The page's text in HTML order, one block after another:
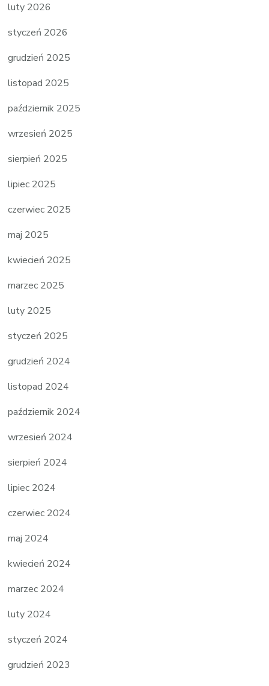
luty 2026
styczeń 2026
grudzień 2025
listopad 2025
październik 2025
wrzesień 2025
sierpień 2025
lipiec 2025
czerwiec 2025
maj 2025
kwiecień 2025
marzec 2025
luty 2025
styczeń 2025
grudzień 2024
listopad 2024
październik 2024
wrzesień 2024
sierpień 2024
lipiec 2024
czerwiec 2024
maj 2024
kwiecień 2024
marzec 2024
luty 2024
styczeń 2024
grudzień 2023